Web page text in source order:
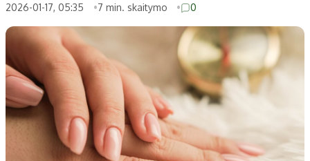
2026-01-17, 05:35
7 min. skaitymo 0